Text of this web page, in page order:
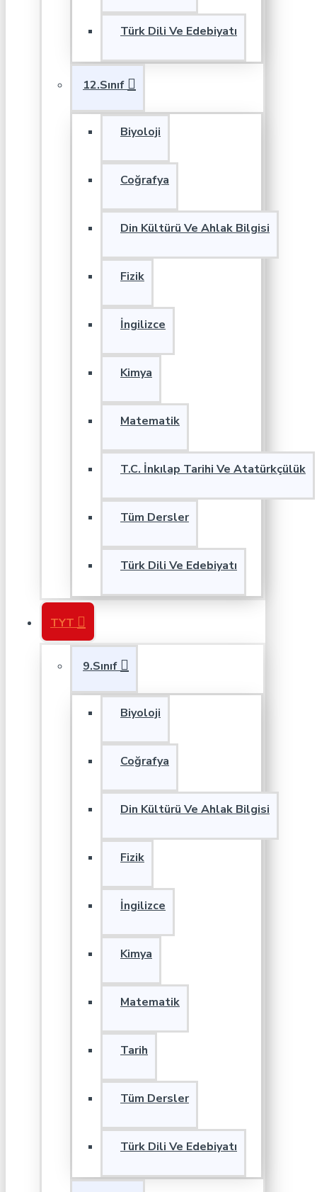
Türk Dili Ve Edebiyatı
12.Sınıf
Biyoloji
Coğrafya
Din Kültürü Ve Ahlak Bilgisi
Fizik
İngilizce
Kimya
Matematik
T.C. İnkılap Tarihi Ve Atatürkçülük
Tüm Dersler
Türk Dili Ve Edebiyatı
TYT
9.Sınıf
Biyoloji
Coğrafya
Din Kültürü Ve Ahlak Bilgisi
Fizik
İngilizce
Kimya
Matematik
Tarih
Tüm Dersler
Türk Dili Ve Edebiyatı